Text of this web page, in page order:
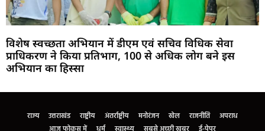
विशेष स्वच्छता अभियान में डीएम एवं सचिव विधिक सेवा
प्राधिकरण ने किया प्रतिभाग, 100 से अधिक लोग बने इस
अभियान का हिस्सा
राज्य उत्तराखंड राष्ट्रीय अंतर्राष्ट्रीय मनोरंजन खेल राजनीति
अपराध